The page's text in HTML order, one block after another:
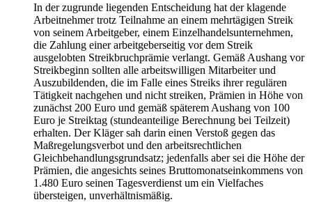
In der zugrunde liegenden Entscheidung hat der klagende
Arbeitnehmer trotz Teilnahme an einem mehrtägigen Streik
von seinem Arbeitgeber, einem Einzelhandelsunternehmen,
die Zahlung einer arbeitgeberseitig vor dem Streik
ausgelobten Streikbruchprämie verlangt. Gemäß Aushang vor
Streikbeginn sollten alle arbeitswilligen Mitarbeiter und
Auszubildenden, die im Falle eines Streiks ihrer regulären
Tätigkeit nachgehen und nicht streiken, Prämien in Höhe von
zunächst 200 Euro und gemäß späterem Aushang von 100
Euro je Streiktag (stundeanteilige Berechnung bei Teilzeit)
erhalten. Der Kläger sah darin einen Verstoß gegen das
Maßregelungsverbot und den arbeitsrechtlichen
Gleichbehandlungsgrundsatz; jedenfalls aber sei die Höhe der
Prämien, die angesichts seines Bruttomonatseinkommens von
1.480 Euro seinen Tagesverdienst um ein Vielfaches
übersteigen, unverhältnismäßig.